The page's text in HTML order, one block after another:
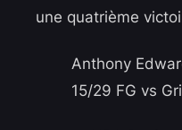
une quatrième
Anthony
15/29 FG vs